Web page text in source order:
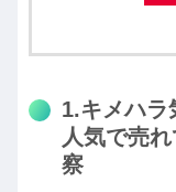
1.キメハラ
人気で売
察